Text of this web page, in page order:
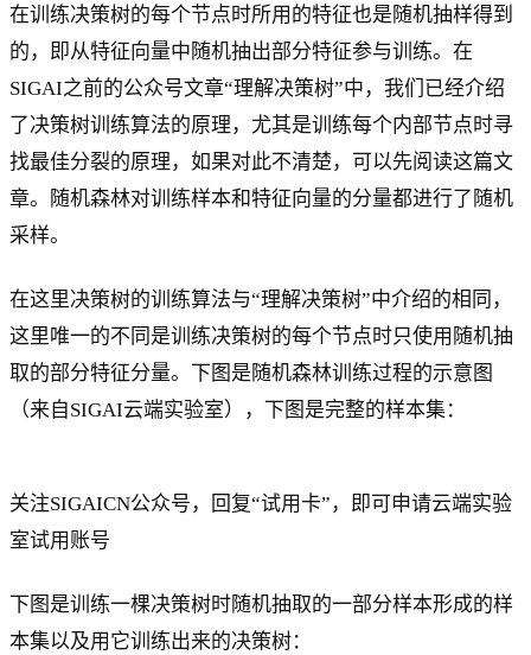
在训练决策树的每个节点时所用的特征也是随机抽样得到
的，即从特征向量中随机抽出部分特征参与训练。在
SIGAI之前的公众号文章“理解决策树”中，我们已经介绍
了决策树训练算法的原理，尤其是训练每个内部节点时寻
找最佳分裂的原理，如果对此不清楚，可以先阅读这篇文
章。随机森林对训练样本和特征向量的分量都进行了随机
采样。
在这里决策树的训练算法与“理解决策树”中介绍的相同，
这里唯一的不同是训练决策树的每个节点时只使用随机抽
取的部分特征分量。下图是随机森林训练过程的示意图
（来自SIGAI云端实验室），下图是完整的样本集：
关注SIGAICN公众号，回复“试用卡”，即可申请云端实验
室试用账号
下图是训练一棵决策树时随机抽取的一部分样本形成的样
本集以及用它训练出来的决策树：